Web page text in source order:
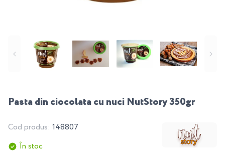
Pasta din ciocolata cu nuci NutStory 350gr
Cod produs: 148807
În stoc